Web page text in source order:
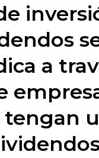
a
tengan